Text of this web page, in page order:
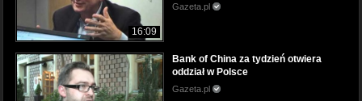
16:09
Gazeta.pl
Bank of China za tydzień otwiera
oddział w Polsce
Gazeta.pl